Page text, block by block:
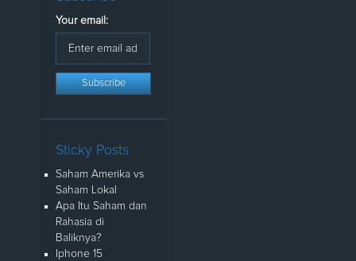
Your email:
Sticky Posts
Saham Amerika vs
Saham Lokal
Apa Itu Saham dan
Rahasia di
Baliknya?
Iphone 15